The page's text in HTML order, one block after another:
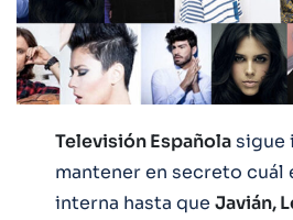
Televisión Españolasigue
mantener en secreto cuál
interna hasta que Javián,